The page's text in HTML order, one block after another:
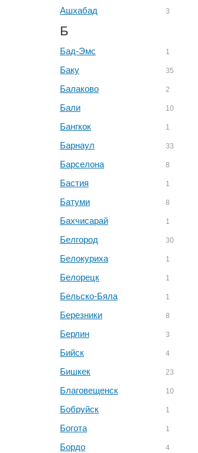
Ашхабад 3
Б
Бад-Эмс 1
Баку 35
Балаково 2
Бали 10
Бангкок 1
Барнаул 33
Барселона 8
Бастия 1
Батуми 8
Бахчисарай 1
Белгород 30
Белокуриха 1
Белорецк 1
Бельско-Бяла 1
Березники 8
Берлин 3
Бийск 4
Бишкек 23
Благовещенск 10
Бобруйск 1
Богота 1
Бордо 4